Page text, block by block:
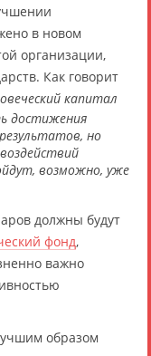
в новом
организации,
Как говорит
капитал
достижения
но
возможно, уже
должны будут
фонд,
важно
образом